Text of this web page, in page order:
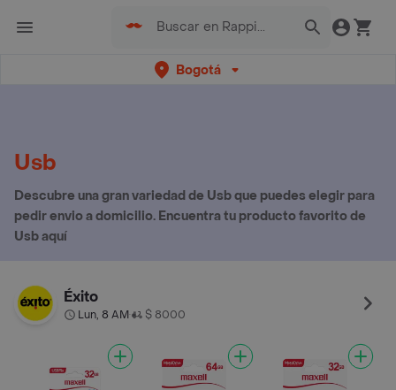
Bogotá
Usb
Descubre una gran variedad de Usb que puedes elegir para
pedir envio a domicilio. Encuentra tu producto favorito de
Usb aquí
Éxito
Lun, 8 AM• $ 8000